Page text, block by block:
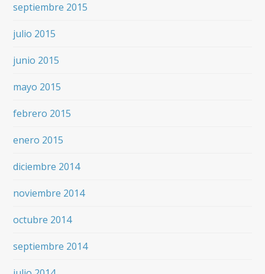
septiembre 2015
julio 2015
junio 2015
mayo 2015
febrero 2015
enero 2015
diciembre 2014
noviembre 2014
octubre 2014
septiembre 2014